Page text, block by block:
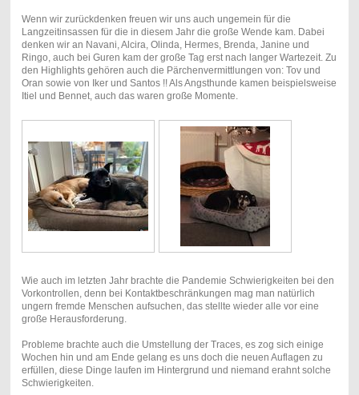
Wenn wir zurückdenken freuen wir uns auch ungemein für die
Langzeitinsassen für die in diesem Jahr die große Wende kam. Dabei
denken wir an Navani, Alcira, Olinda, Hermes, Brenda, Janine und
Ringo, auch bei Guren kam der große Tag erst nach langer Wartezeit. Zu
den Highlights gehören auch die Pärchenvermittlungen von: Tov und
Oran sowie von Iker und Santos !! Als Angsthunde kamen beispielsweise
Itiel und Bennet, auch das waren große Momente.
Wie auch im letzten Jahr brachte die Pandemie Schwierigkeiten bei den
Vorkontrollen, denn bei Kontaktbeschränkungen mag man natürlich
ungern fremde Menschen aufsuchen, das stellte wieder alle vor eine
große Herausforderung.
Probleme brachte auch die Umstellung der Traces, es zog sich einige
Wochen hin und am Ende gelang es uns doch die neuen Auflagen zu
erfüllen, diese Dinge laufen im Hintergrund und niemand erahnt solche
Schwierigkeiten.